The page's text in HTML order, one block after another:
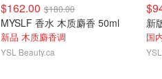
$162.00 $180.00
MYSLF 香水 木质麝香 50ml
新品 木质麝香调
YSL Beauty.ca
新
国